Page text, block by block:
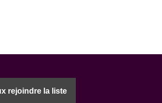
rejoindre la liste